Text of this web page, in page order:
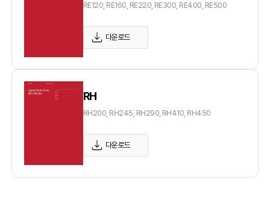
RE120, RE160, RE220, RE300, RE400, RE500
다운로드
RH
RH200, RH245, RH290, RH410, RH450
다운로드